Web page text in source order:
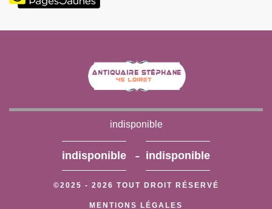
indisponible
indisponible - indisponible
©2025 - 2026 TOUT DROIT RÉSERVÉ
MENTIONS LÉGALES